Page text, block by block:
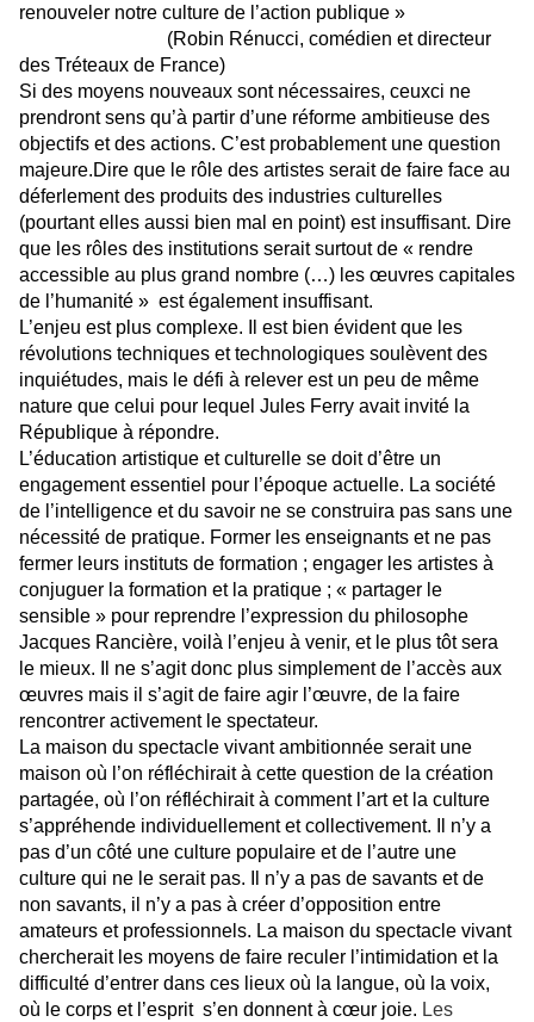
renouveler notre culture de l’action publique »
(Robin Rénucci, comédien et directeur
des Tréteaux de France)
Si des moyens nouveaux sont nécessaires, ceuxci ne
prendront sens qu’à partir d’une réforme ambitieuse des
objectifs et des actions. C’est probablement une question
majeure.Dire que le rôle des artistes serait de faire face au
déferlement des produits des industries culturelles
(pourtant elles aussi bien mal en point) est insuffisant. Dire
que les rôles des institutions serait surtout de « rendre
accessible au plus grand nombre (…) les œuvres capitales
de l’humanité » est également insuffisant.
L’enjeu est plus complexe. Il est bien évident que les
révolutions techniques et technologiques soulèvent des
inquiétudes, mais le défi à relever est un peu de même
nature que celui pour lequel Jules Ferry avait invité la
République à répondre.
L’éducation artistique et culturelle se doit d’être un
engagement essentiel pour l’époque actuelle. La société
de l’intelligence et du savoir ne se construira pas sans une
nécessité de pratique. Former les enseignants et ne pas
fermer leurs instituts de formation ; engager les artistes à
conjuguer la formation et la pratique ; « partager le
sensible » pour reprendre l’expression du philosophe
Jacques Rancière, voilà l’enjeu à venir, et le plus tôt sera
le mieux. Il ne s’agit donc plus simplement de l’accès aux
œuvres mais il s’agit de faire agir l’œuvre, de la faire
rencontrer activement le spectateur.
La maison du spectacle vivant ambitionnée serait une
maison où l’on réfléchirait à cette question de la création
partagée, où l’on réfléchirait à comment l’art et la culture
s’appréhende individuellement et collectivement. Il n’y a
pas d’un côté une culture populaire et de l’autre une
culture qui ne le serait pas. Il n’y a pas de savants et de
non savants, il n’y a pas à créer d’opposition entre
amateurs et professionnels. La maison du spectacle vivant
chercherait les moyens de faire reculer l’intimidation et la
difficulté d’entrer dans ces lieux où la langue, où la voix,
où le corps et l’esprit s’en donnent à cœur joie. Les